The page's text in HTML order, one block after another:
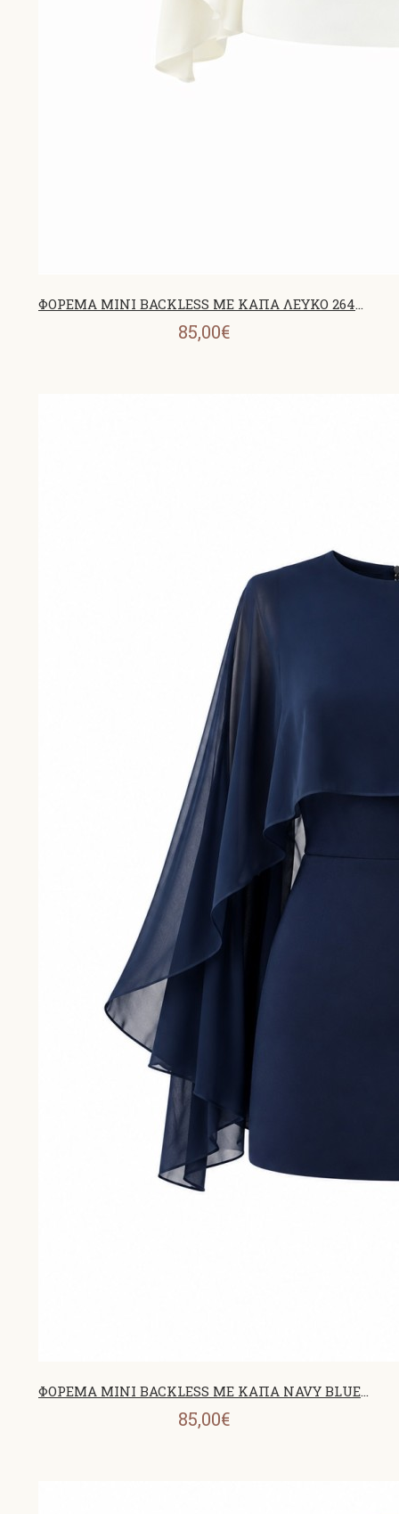
ΦΟΡΕΜΑ MINI BACKLESS ΜΕ ΚΑΠΑ ΛΕΥΚΟ 26459
85,00€
ΦΟΡΕΜΑ MINI BACKLESS ΜΕ ΚΑΠΑ NAVY BLUE 26459
85,00€